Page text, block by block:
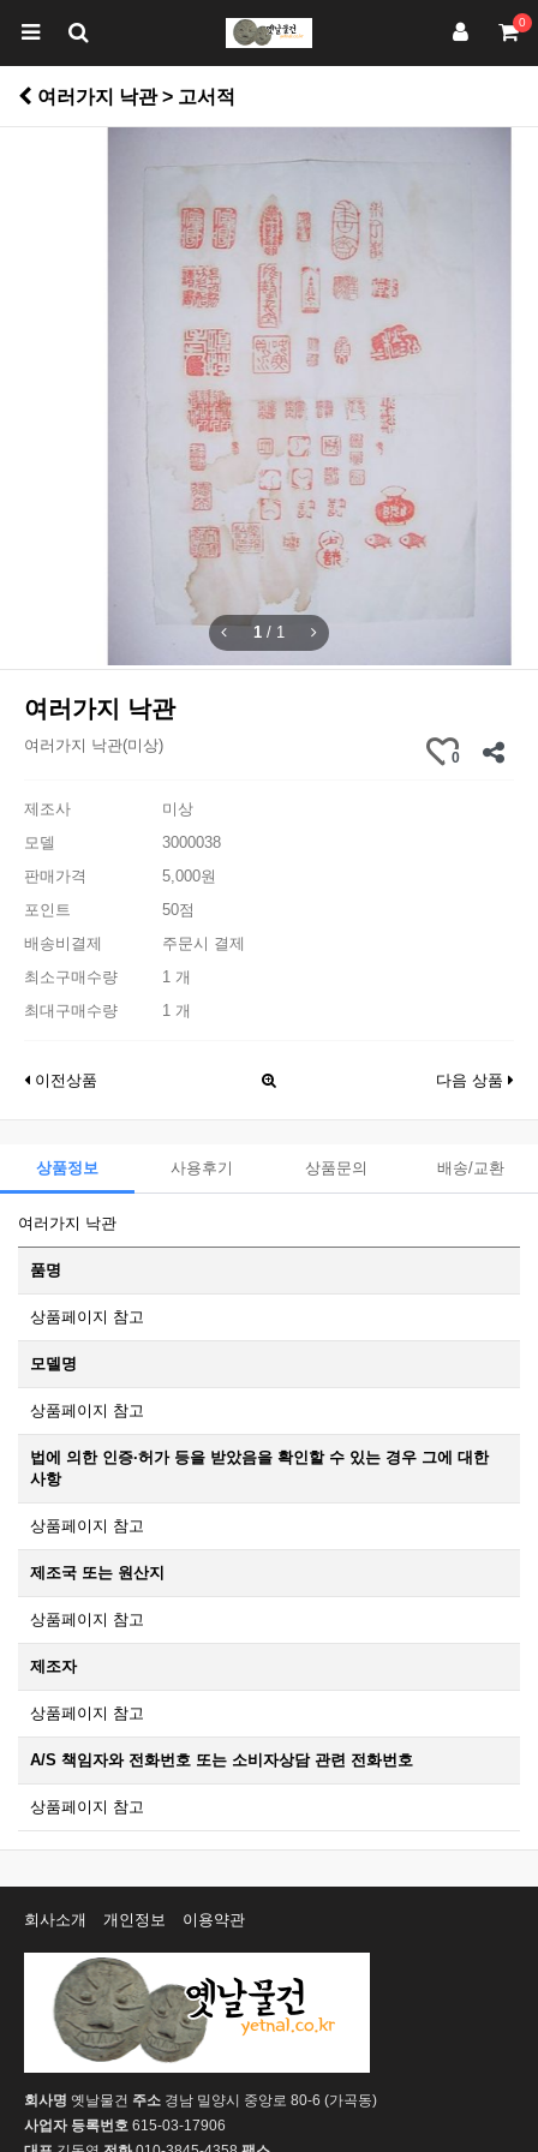
0
여러가지 낙관 > 고서적
1 / 1
여러가지 낙관
여러가지 낙관(미상)
0
제조사
미상
모델
3000038
판매가격
5,000원
포인트
50점
배송비결제
주문시 결제
최소구매수량
1 개
최대구매수량
1 개
이전상품 다음 상품
상품정보 사용후기 상품문의 배송/교환
여러가지 낙관
품명
상품페이지 참고
모델명
상품페이지 참고
법에 의한 인증·허가 등을 받았음을 확인할 수 있는 경우 그에 대한
사항
상품페이지 참고
제조국 또는 원산지
상품페이지 참고
제조자
상품페이지 참고
A/S 책임자와 전화번호 또는 소비자상담 관련 전화번호
상품페이지 참고
회사소개 개인정보 이용약관
회사명 옛날물건 주소 경남 밀양시 중앙로 80-6 (가곡동)
사업자 등록번호 615-03-17906